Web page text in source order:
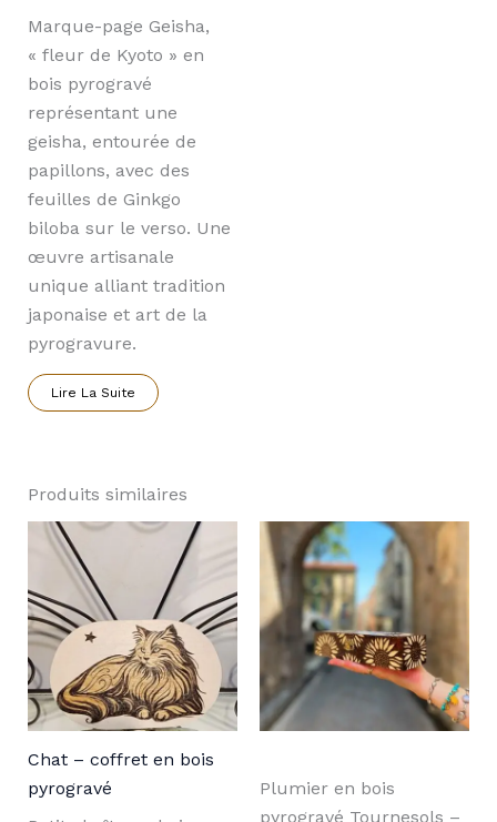
Marque-page Geisha,
« fleur de Kyoto » en
bois pyrogravé
représentant une
geisha, entourée de
papillons, avec des
feuilles de Ginkgo
biloba sur le verso. Une
œuvre artisanale
unique alliant tradition
japonaise et art de la
pyrogravure.
Lire La Suite
Produits similaires
Chat – coffret en bois
pyrogravé
Plumier en bois
pyrogravé Tournesols –